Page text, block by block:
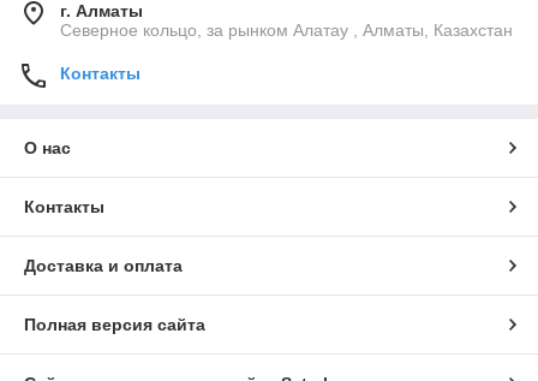
г. Алматы
Северное кольцо, за рынком Алатау , Алматы, Казахстан
Контакты
О нас
Контакты
Доставка и оплата
Полная версия сайта